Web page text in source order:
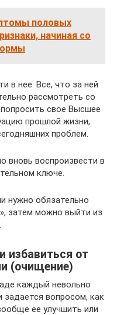
половых
начиная со
в нее. Все, что за ней
рассмотреть со
свое Высшее
прошлой жизни,
проблем.
вновь воспроизвести в
ключе.
нужно обязательно
затем можно выйти из
избавиться от
(очищение)
каждый невольно
вопросом, как
ее улучшить или